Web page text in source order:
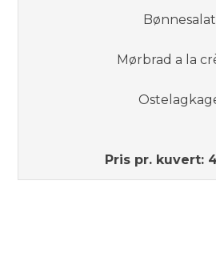
Bønnesalat
Mørbrad a la
Pris pr. kuvert: